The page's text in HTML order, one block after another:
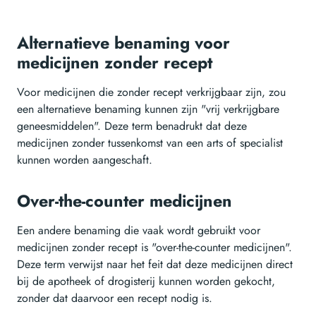
Alternatieve benaming voor
medicijnen zonder recept
Voor medicijnen die zonder recept verkrijgbaar zijn, zou
een alternatieve benaming kunnen zijn "vrij verkrijgbare
geneesmiddelen". Deze term benadrukt dat deze
medicijnen zonder tussenkomst van een arts of specialist
kunnen worden aangeschaft.
Over-the-counter medicijnen
Een andere benaming die vaak wordt gebruikt voor
medicijnen zonder recept is "over-the-counter medicijnen".
Deze term verwijst naar het feit dat deze medicijnen direct
bij de apotheek of drogisterij kunnen worden gekocht,
zonder dat daarvoor een recept nodig is.